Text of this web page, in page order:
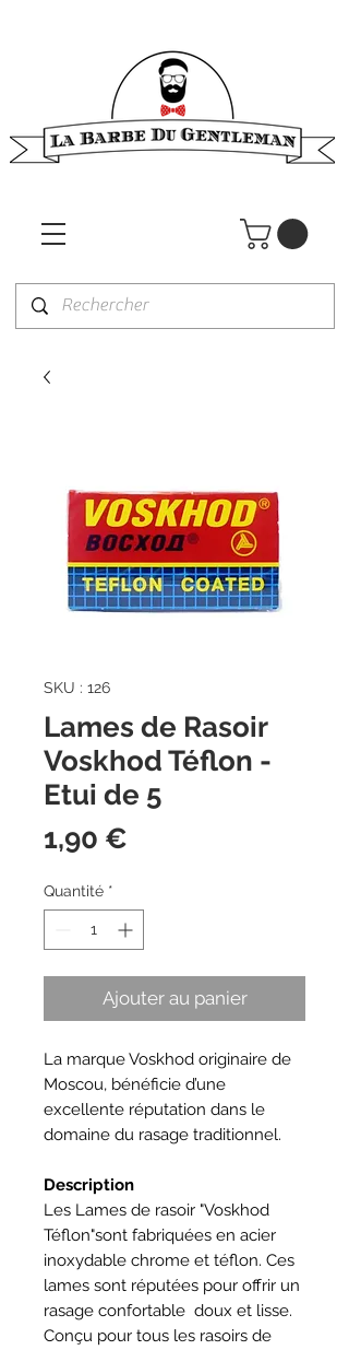
SKU : 126
Lames de Rasoir
Voskhod Téflon -
Etui de 5
1,90 €
Quantité *
Ajouter au panier
La marque Voskhod originaire de
Moscou, bénéficie d’une
excellente réputation dans le
domaine du rasage traditionnel.
Description
Les Lames de rasoir "Voskhod
Téflon"sont fabriquées en acier
inoxydable chrome et téflon. Ces
lames sont réputées pour offrir un
rasage confortable doux et lisse.
Conçu pour tous les rasoirs de